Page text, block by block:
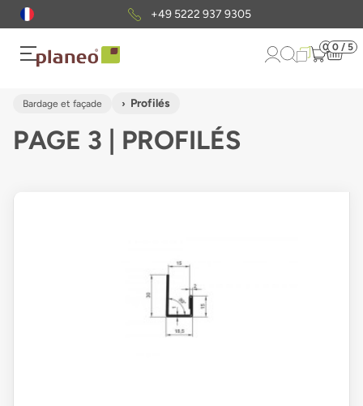
Envoi gratuitd'échantillons
0 0 / 5
Bardage et façade Profilés
PAGE 3 | PROFILÉS